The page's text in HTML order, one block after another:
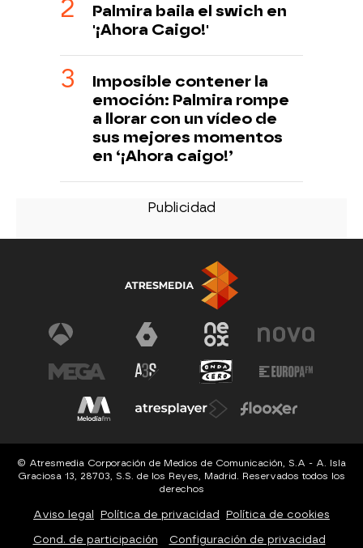
Palmira baila el swich en
'¡Ahora Caigo!'
Imposible contener la
emoción: Palmira rompe
a llorar con un vídeo de
sus mejores momentos
en ‘¡Ahora caigo!’
© Atresmedia Corporación de Medios de Comunicación, S.A - A. Isla
Graciosa 13, 28703, S.S. de los Reyes, Madrid. Reservados todos los
derechos
Aviso legal Política de privacidad Política de cookies
Cond. de participación Configuración de privacidad